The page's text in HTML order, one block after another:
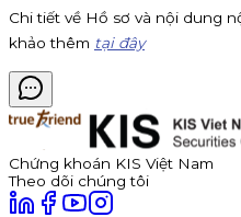
Chi tiết về Hồ sơ và nội dung
khảo thêm tại đây
Chứng khoán KIS Việt Nam
Theo dõi chúng tôi